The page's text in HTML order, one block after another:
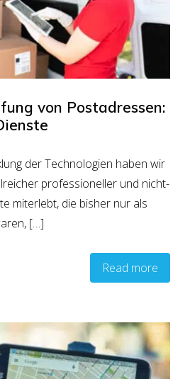
von Postadressen:
der Technologien haben wir
professioneller und nicht-
miterlebt, die bisher nur als
[…]
Read more